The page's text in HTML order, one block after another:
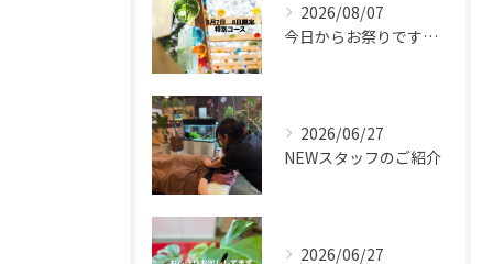
2026/08/07
今日からお祭りですね！
2026/06/27
NEWスタッフのご紹介
2026/06/27